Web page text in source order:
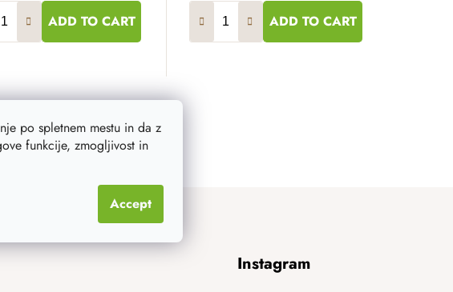
po spletnem mestu in da z
funkcije, zmogljivost in
Accept
ADD TO CART ADD TO CART
L
i
c
Instagram